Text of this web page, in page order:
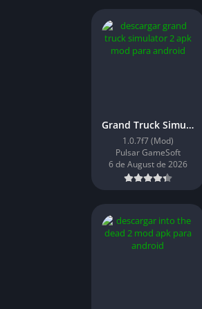
Grand Truck Simulator 2: Dinero Infinito
1.0.7f7 (Mod)
Pulsar GameSoft
6 de August de 2026